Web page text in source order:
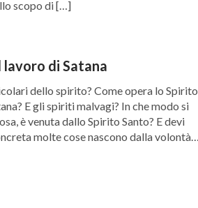
scopo di […]
lavoro di Satana
dello spirito? Come opera lo Spirito
E gli spiriti malvagi? In che modo si
è venuta dallo Spirito Santo? E devi
molte cose nascono dalla volontà